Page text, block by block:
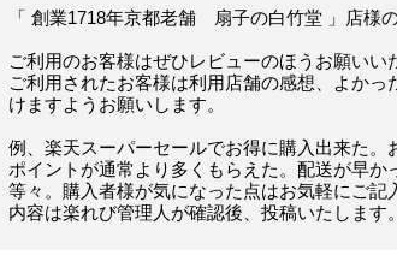
「 創業1718年京都老舗 扇子の白竹堂 」店様
ご利用のお客様はぜひレビューのほうお願いい
ご利用されたお客様は利用店舗の感想、よか
けますようお願いします。
例、楽天スーパーセールでお得に購入出来た。
ポイントが通常より多くもらえた。配送が早か
等々。購入者様が気になった点はお気軽にご
内容は楽れび管理人が確認後、投稿いたします。